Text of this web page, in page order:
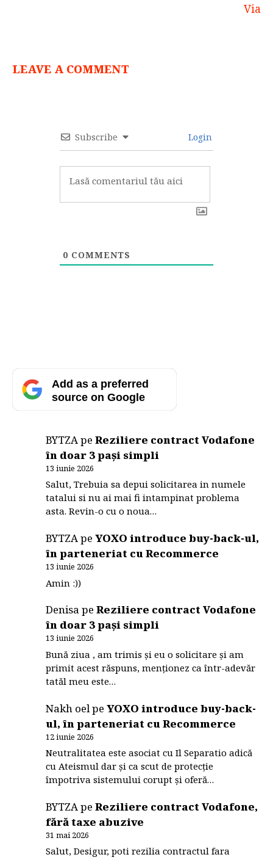
Via
LEAVE A COMMENT
Subscribe Login
0 COMMENTS
Add as a preferred
source on Google
BYTZApeReziliere contract Vodafone
în doar 3 pași simpli
13 iunie 2026
Salut, Trebuia sa depui solicitarea in numele
tatalui si nu ai mai fi intampinat problema
asta. Revin-o cu o noua…
BYTZApeYOXO introduce buy-back-ul,
în parteneriat cu Recommerce
13 iunie 2026
Amin :))
DenisapeReziliere contract Vodafone
în doar 3 pași simpli
13 iunie 2026
Bună ziua , am trimis și eu o solicitare și am
primit acest răspuns, menționez ca într-adevăr
tatăl meu este…
Nakh oel peYOXO introduce buy-back-
ul, în parteneriat cu Recommerce
12 iunie 2026
Neutralitatea este asociat cu Il Separatio adică
cu Ateismul dar și ca scut de protecție
împotriva sistemului corupt și oferă…
BYTZApeReziliere contract Vodafone,
fără taxe abuzive
31 mai 2026
Salut, Desigur, poti rezilia contractul fara